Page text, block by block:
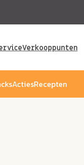
Verkooppunten
ActiesRecepten